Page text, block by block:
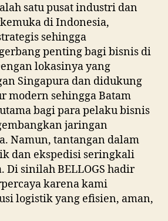
satu pusat industri dan
di Indonesia,
sehingga
penting bagi bisnis di
lokasinya yang
Singapura dan didukung
modern sehingga Batam
bagi para pelaku bisnis
jaringan
Namun, tantangan dalam
dan ekspedisi seringkali
Di sinilah BELLOGS hadir
karena kami
logistik yang efisien, aman,